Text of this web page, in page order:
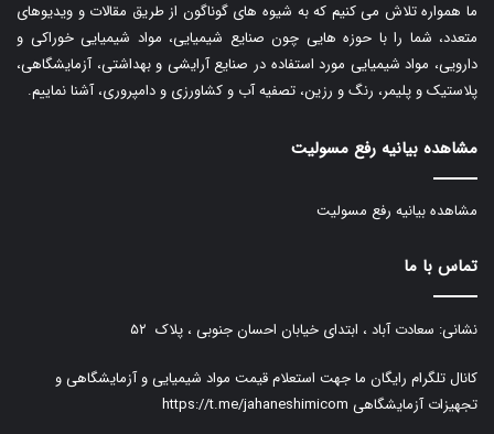
ما همواره تلاش می کنیم که به شیوه های گوناگون از طریق مقالات و ویدیوهای
متعدد، شما را با حوزه هایی چون صنایع شیمیایی، مواد شیمیایی خوراکی و
دارویی، مواد شیمیایی مورد استفاده در صنایع آرایشی و بهداشتی، آزمایشگاهی،
پلاستیک و پلیمر، رنگ و رزین، تصفیه آب و کشاورزی و دامپروری، آشنا نماییم.
مشاهده بیانیه رفع مسولیت
مشاهده بیانیه رفع مسولیت
تماس با ما
نشانی: سعادت آباد ، ابتدای خیابان احسان جنوبی ، پلاک ۵۲
کانال تلگرام رایگان ما جهت استعلام قیمت مواد شیمیایی و آزمایشگاهی و
تجهیزات آزمایشگاهی https://t.me/jahaneshimicom